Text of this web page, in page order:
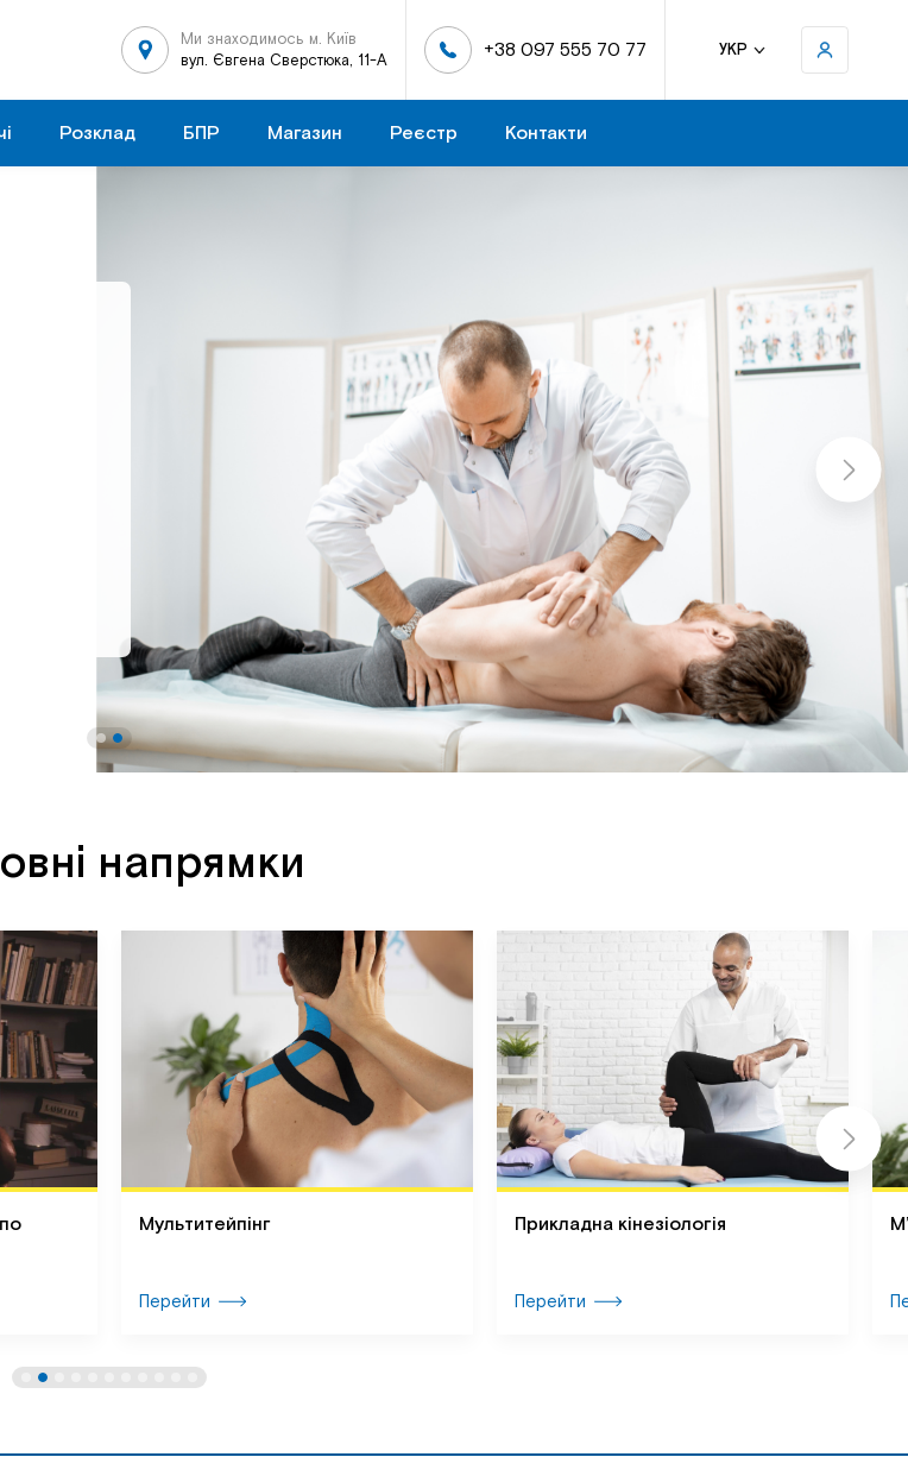
Ми знаходимось м. Київ
вул. Євгена Сверстюка, 11-А
+38 097 555 70 77 УКР
Розклад БПР Магазин Реєстр Контакти
напрямки
Мультитейпінг
Перейти
Прикладна кінезіологія
Перейти